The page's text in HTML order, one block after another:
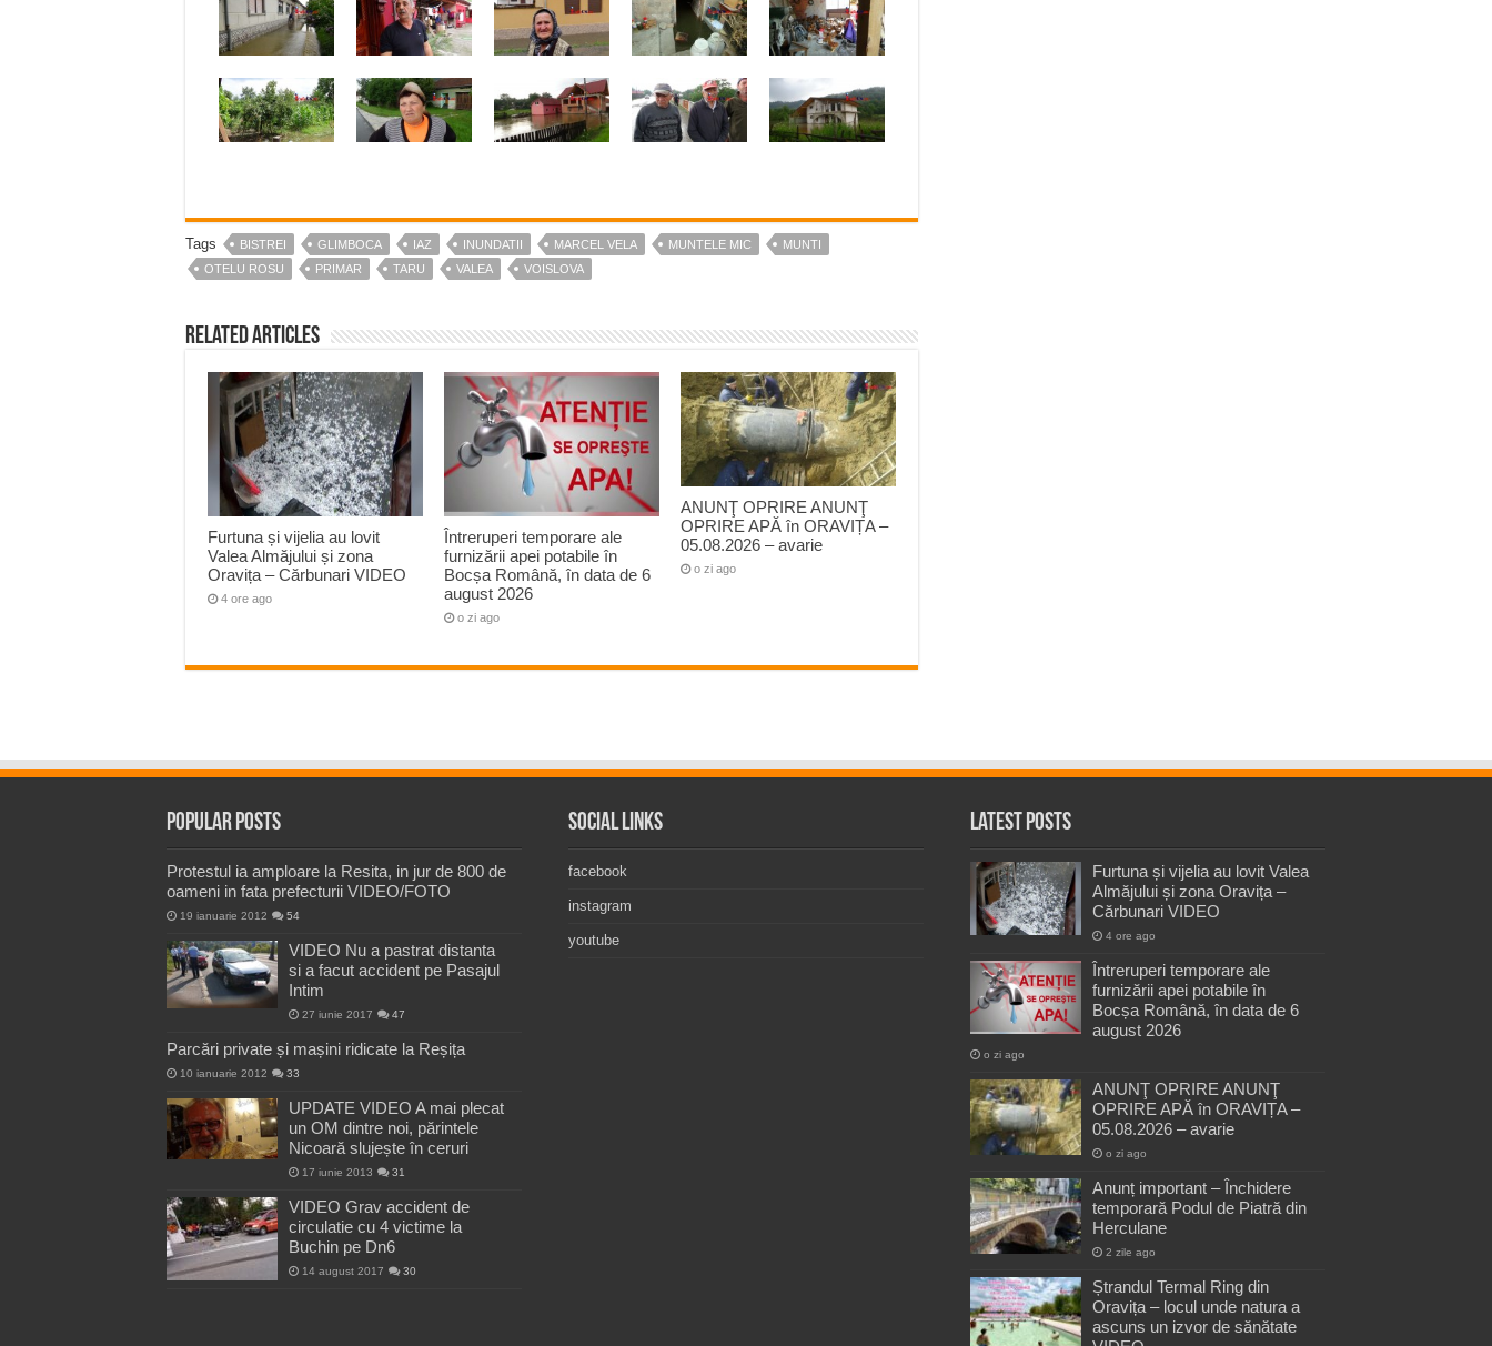
Tags BISTREI GLIMBOCA IAZ INUNDATII MARCEL VELA MUNTELE MIC
MUNTI
OTELU ROSU
PRIMAR TARU VALEA VOISLOVA
Related Articles
Furtuna și vijelia au lovit
Valea Almăjului și zona
Oravița – Cărbunari VIDEO
4 ore ago
Întreruperi temporare ale
furnizării apei potabile în
Bocșa Română, în data de 6
august 2026
o zi ago
ANUNŢ OPRIRE ANUNŢ
OPRIRE APĂ în ORAVIȚA –
05.08.2026 – avarie
o zi ago
Popular Posts
Protestul ia amploare la Resita, in jur de 800 de
oameni in fata prefecturii VIDEO/FOTO
19 ianuarie 2012 54
VIDEO Nu a pastrat distanta
si a facut accident pe Pasajul
Intim
27 iunie 2017 47
Parcări private și mașini ridicate la Reșița
10 ianuarie 2012 33
UPDATE VIDEO A mai plecat
un OM dintre noi, părintele
Nicoară slujește în ceruri
17 iunie 2013 31
VIDEO Grav accident de
circulatie cu 4 victime la
Buchin pe Dn6
14 august 2017 30
Social Links
facebook
instagram
youtube
Latest Posts
Furtuna și vijelia au lovit Valea
Almăjului și zona Oravița –
Cărbunari VIDEO
4 ore ago
Întreruperi temporare ale
furnizării apei potabile în
Bocșa Română, în data de 6
august 2026
o zi ago
ANUNŢ OPRIRE ANUNŢ
OPRIRE APĂ în ORAVIȚA –
05.08.2026 – avarie
o zi ago
Anunț important – Închidere
temporară Podul de Piatră din
Herculane
2 zile ago
Ștrandul Termal Ring din
Oravița – locul unde natura a
ascuns un izvor de sănătate